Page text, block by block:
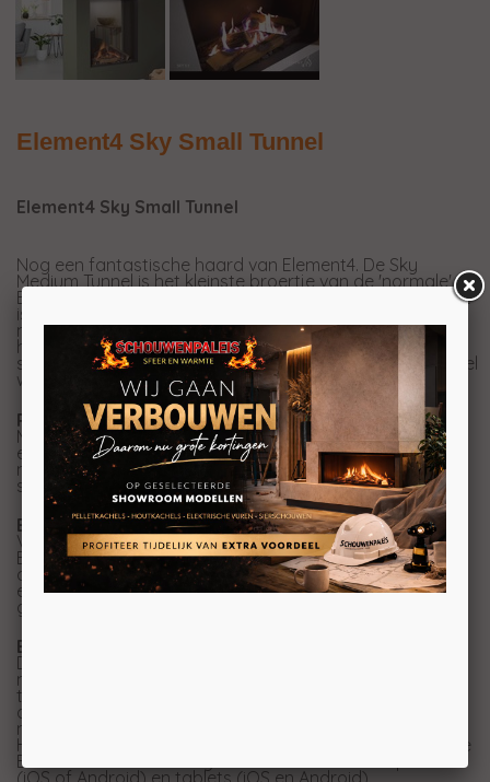
Element4 Sky Small Tunnel
Element4 Sky Small Tunnel
Nog een fantastische haard van Element4. De Sky
Medium Tunnel is het kleinste broertje van de 'normale'
Element4 Sky Large Tunnel gashaard. Deze kleine variant
is net zo'n pareltje, alleen nog compacter en
minimalistischer. Naast de kleinere afmetingen van
haard, ruit heeft deze gashaard ook een
schitterend hoog en levendig vlambeeld. Dit vlammenspel
wordt gerealiseerd door de unieke RealFlame brander.
Real flame burner
Met de Real flame burner bent u verzekerd van een
extreem realistisch vuurbeeld. In combinatie met de
natuurgetrouwe houtstammen ontstaat er zo een
schitterend houtvuur.
E-Save afstandsbediening
Voor optimaal comfort worden de haarden van
Element4 geleverd met een radiografische
afstandsbediening. De afstandsbediening heeft een
elektronische ontstekings- en regelsysteem waarmee
gasbesparing tot 40% mogelijk is.
Element4 ProControl
De Element4 ProControl set maakt het mogelijk één of
meerdere haarden te bedienen met uw smartphone of
tablet. Met de app kunt u de haard bedienen zoals met
de afstandsbediening, echter de biedt meer
mogelijkheden. De haard heeft drietal ECO standen.
Hiermee is er tot 45% te besparen op uw gasverbruik. De
Element4 ProControl is geschikt voor alle smartphones